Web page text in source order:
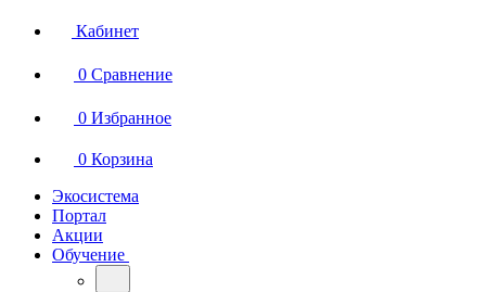
Кабинет
0 Сравнение
0 Избранное
0 Корзина
Экосистема
Портал
Акции
Обучение